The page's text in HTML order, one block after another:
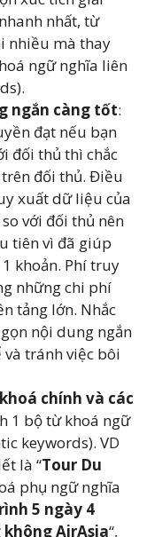
nhất, từ
nhiều mà thay
ngữ nghĩa liên
ngắn càng tốt:
đạt nếu bạn
đối thủ thì chắc
đối thủ. Điều
xuất dữ liệu của
với đối thủ nên
tiên vì đã giúp
khoản. Phí truy
những chi phí
tảng lớn. Nhắc
nội dung ngắn
và tránh việc bôi
chính và các
1 bộ từ khoá ngữ
keywords). VD
là “Tour Du
phụ ngữ nghĩa
5 ngày 4
AirAsia“,